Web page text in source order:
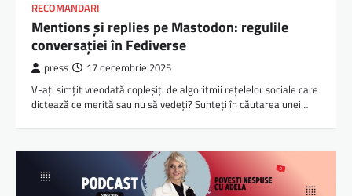
RECOMANDARI
Mentions și replies pe Mastodon: regulile
conversației în Fediverse
press 17 decembrie 2025
V-ați simțit vreodată copleșiți de algoritmii rețelelor sociale care
dictează ce merită sau nu să vedeți? Sunteți în căutarea unei…